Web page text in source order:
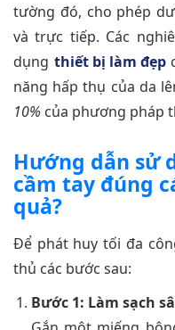
tường đó, cho phép
và trực tiếp. Các
dụng thiết bị làm đẹp
năng hấp thụ của da
10% của phương pháp
Hướng dẫn sử
cầm tay đúng
quả?
Để phát huy tối đa
thủ các bước sau:
Bước 1: Làm sạch